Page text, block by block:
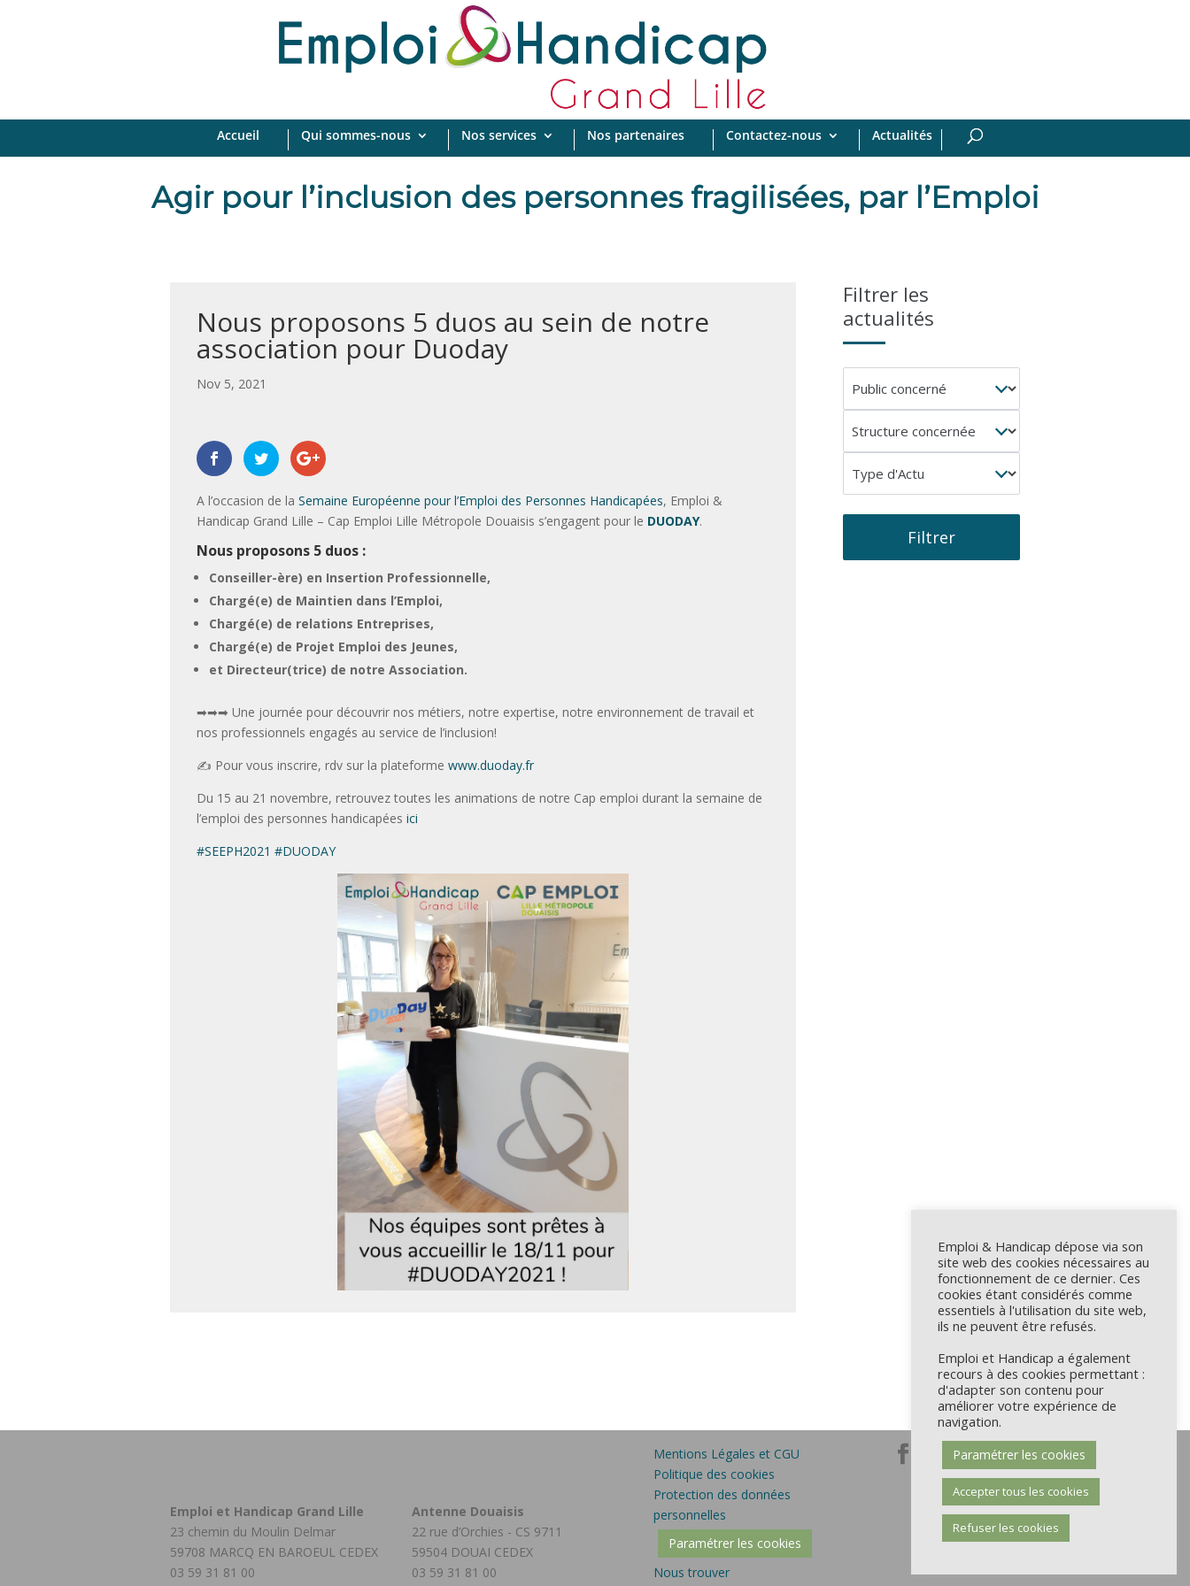
Accueil Qui sommes-nous Nos services Nos partenaires Contactez-nous Actualités
Agir pour l’inclusion des personnes fragilisées, par l’Emploi
Nous proposons 5 duos au sein de notre
association pour Duoday
par|
Nov 5, 2021
A l’occasion de la Semaine Européenne pour l’Emploi des Personnes Handicapées, Emploi &
Handicap Grand Lille – Cap Emploi Lille Métropole Douaisis s’engagent pour le DUODAY.
Nous proposons 5 duos :
Conseiller-ère) en Insertion Professionnelle,
Chargé(e) de Maintien dans l’Emploi,
Chargé(e) de relations Entreprises,
Chargé(e) de Projet Emploi des Jeunes,
et Directeur(trice) de notre Association.
➡➡➡ Une journée pour découvrir nos métiers, notre expertise, notre environnement de travail et
nos professionnels engagés au service de l’inclusion!
✍ Pour vous inscrire, rdv sur la plateforme www.duoday.fr
Du 15 au 21 novembre, retrouvez toutes les animations de notre Cap emploi durant la semaine de
l’emploi des personnes handicapées ici
#SEEPH2021 #DUODAY
Filtrer les
actualités
concerné
concernée
d'Actu
Filtrer
Emploi et Handicap Grand Lille
23 chemin du Moulin Delmar
59708 MARCQ EN BAROEUL CEDEX
03 59 31 81 00
Antenne Douaisis
22 rue d’Orchies - CS 9711
59504 DOUAI CEDEX
03 59 31 81 00
Mentions Légales et CGU
Politique des cookies
Protection des données
personnelles
Paramétrer les cookies
Nous trouver
Emploi & Handicap dépose via son
site web des cookies nécessaires au
fonctionnement de ce dernier. Ces
cookies étant considérés comme
essentiels à l'utilisation du site web,
ils ne peuvent être refusés.
Emploi et Handicap a également
recours à des cookies permettant :
d'adapter son contenu pour
améliorer votre expérience de
navigation.
Paramétrer les cookies
Accepter tous les cookies
Refuser les cookies